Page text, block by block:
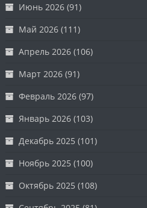
Июнь 2026 (91)
Май 2026 (111)
Апрель 2026 (106)
Март 2026 (91)
Февраль 2026 (97)
Январь 2026 (103)
Декабрь 2025 (101)
Ноябрь 2025 (100)
Октябрь 2025 (108)